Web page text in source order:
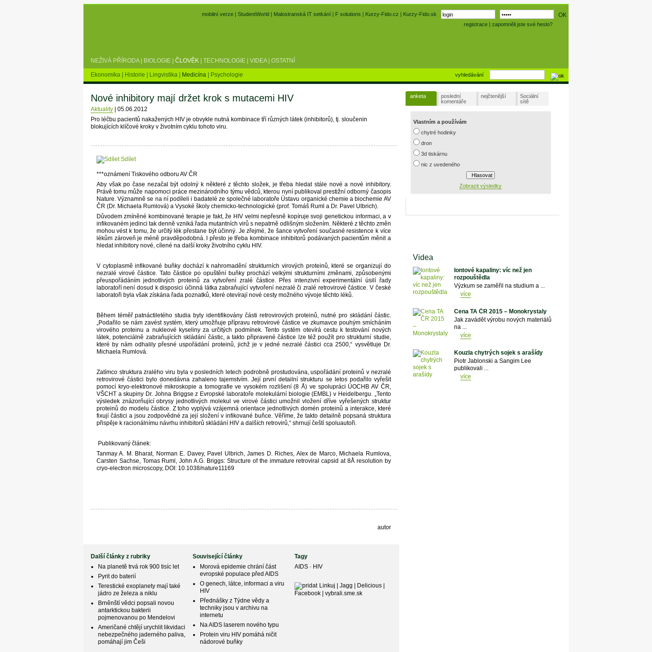
registrace | zapomněli jste své heslo?
mobilní verze |StudentWorld | Malostranská IT setkání | F solutions | Kurzy-Fido.cz | Kurzy-Fido.sk
NEŽIVÁ PŘÍRODA| BIOLOGIE | ČLOVĚK | TECHNOLOGIE | VIDEA| OSTATNÍ
Ekonomika | Historie | Lingvistika | Medicína | Psychologie vyhledávání
Nové inhibitory mají držet krok s mutacemi HIV
Aktuality| 05.06.2012
Pro léčbu pacientů nakažených HIV je obvykle nutná kombinace tří různých látek (inhibitorů), tj. sloučenin
blokujících klíčové kroky v životním cyklu tohoto viru.
Sdílet
***oznámení Tiskového odboru AV ČR
Aby však po čase nezačal být odolný k některé z těchto složek, je třeba hledat stále nové a nové inhibitory.
Právě tomu může napomoci práce mezinárodního týmu vědců, kterou nyní publikoval prestižní odborný časopis
Nature. Významně se na ní podíleli i badatelé ze společné laboratoře Ústavu organické chemie a biochemie AV
ČR (Dr. Michaela Rumlová) a Vysoké školy chemicko-technologické (prof. Tomáš Ruml a Dr. Pavel Ulbrich).
Důvodem zmíněné kombinované terapie je fakt, že HIV velmi nepřesně kopíruje svoji genetickou informaci, a v
infikovaném jedinci tak denně vzniká řada mutantních virů s nepatrně odlišným složením. Některé z těchto změn
mohou vést k tomu, že určitý lék přestane být účinný. Je zřejmé, že šance vytvoření současné resistence k více
lékům zároveň je méně pravděpodobná. I přesto je třeba kombinace inhibitorů podávaných pacientům měnit a
hledat inhibitory nové, cílené na další kroky životního cyklu HIV.
V cytoplasmě infikované buňky dochází k nahromadění strukturních virových proteinů, které se organizují do
nezralé virové částice. Tato částice po opuštění buňky prochází velkými strukturními změnami, způsobenými
přeuspořádáním jednotlivých proteinů za vytvoření zralé částice. Přes intenzivní experimentální úsilí řady
laboratoří není dosud k disposici účinná látka zabraňující vytvoření nezralé či zralé retrovirové částice. V české
laboratoři byla však získána řada poznatků, které otevírají nové cesty možného vývoje těchto léků.
Během téměř patnáctiletého studia byly identifikovány části retrovirových proteinů, nutné pro skládání částic.
„Podařilo se nám zavést systém, který umožňuje přípravu retrovirové částice ve zkumavce pouhým smícháním
virového proteinu a nukleové kyseliny za určitých podmínek. Tento systém otevírá cestu k testování nových
látek, potenciálně zabraňujících skládání částic, a takto připravené částice lze též použít pro strukturní studie,
které by nám odhalily přesné uspořádání proteinů, jichž je v jedné nezralé částici cca 2500,“ vysvětluje Dr.
Michaela Rumlová.
Zatímco struktura zralého viru byla v posledních letech podrobně prostudována, uspořádání proteinů v nezralé
retrovirové částici bylo donedávna zahaleno tajemstvím. Její první detailní strukturu se letos podařilo vyřešit
pomocí kryo-elektronové mikroskopie a tomografie ve vysokém rozlišení (8 Å) ve spolupráci ÚOCHB AV ČR,
VŠCHT a skupiny Dr. Johna Briggse z Evropské laboratoře molekulární biologie (EMBL) v Heidelbergu. „Tento
výsledek znázorňující obrysy jednotlivých molekul ve virové částici umožnil vložení dříve vyřešených struktur
proteinů do modelu částice. Z toho vyplývá vzájemná orientace jednotlivých domén proteinů a interakce, které
fixují částici a jsou zodpovědné za její složení v infikované buňce. Věříme, že takto detailně popsaná struktura
přispěje k racionálnímu návrhu inhibitorů skládání HIV a dalších retrovirů,“ shrnují čeští spoluautoři.
Publikovaný článek:
Tanmay A. M. Bharat, Norman E. Davey, Pavel Ulbrich, James D. Riches, Alex de Marco, Michaela Rumlova,
Carsten Sachse, Tomas Ruml, John A.G. Briggs: Structure of the immature retroviral capsid at 8Å resolution by
cryo-electron microscopy, DOI: 10.1038/nature11169
autor
Další články z rubriky
Na planetě trvá rok 900 tisíc let
Pyrit do baterií
Terestické exoplanety mají také
jádro ze železa a niklu
Brněnští vědci popsali novou
antarktickou bakterii
pojmenovanou po Mendelovi
Američané chtějí urychlit likvidaci
nebezpečného jaderného paliva,
pomáhají jim Češi
Související články
Morová epidemie chrání část
evropské populace před AIDS
O genech, látce, informaci a viru
HIV
Přednášky z Týdne vědy a
techniky jsou v archivu na
internetu
Na AIDS laserem nového typu
Protein viru HIV pomáhá ničit
nádorové buňky
Tagy
AIDS · HIV
Linkuj Jagg Delicious|
Facebook |vybrali.sme.sk
anketa
poslední
komentáře
nejčtenější
Sociální
sítě
Vlastním a používám
chytré hodinky
dron
3d tiskárnu
nic z uvedeného
Zobrazit výsledky
Videa
Iontové kapaliny: víc než jen
rozpouštědla
Výzkum se zaměřil na studium a ...
více
Cena TA ČR 2015 – Monokrystaly
Jak zavádět výrobu nových materiálů
na ...
více
Kouzla chytrých sojek s arašídy
Piotr Jablonski a Sangim Lee
publikovali ...
více